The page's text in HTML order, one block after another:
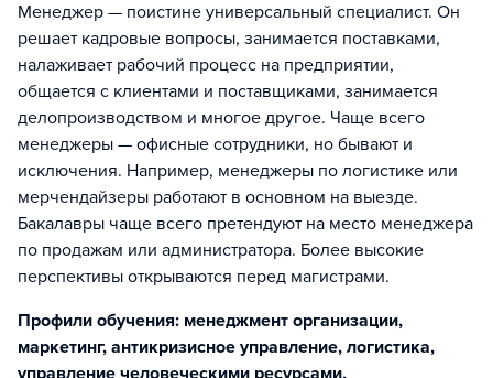
Менеджер — поистине универсальный специалист. Он
решает кадровые вопросы, занимается поставками,
налаживает рабочий процесс на предприятии,
общается с клиентами и поставщиками, занимается
делопроизводством и многое другое. Чаще всего
менеджеры — офисные сотрудники, но бывают и
исключения. Например, менеджеры по логистике или
мерчендайзеры работают в основном на выезде.
Бакалавры чаще всего претендуют на место менеджера
по продажам или администратора. Более высокие
перспективы открываются перед магистрами.
Профили обучения: менеджмент организации,
маркетинг, антикризисное управление, логистика,
управление человеческими ресурсами,